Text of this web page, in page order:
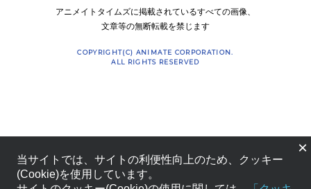
アニメイトタイムズに掲載されているすべての画像、
文章等の無断転載を禁じます
COPYRIGHT(C) ANIMATE CORPORATION.
ALL RIGHTS RESERVED
×
当サイトでは、サイトの利便性向上のため、クッキー
(Cookie)を使用しています。